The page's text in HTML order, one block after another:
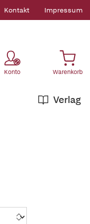
Kontakt Impressum
Konto Warenkorb
Verlag